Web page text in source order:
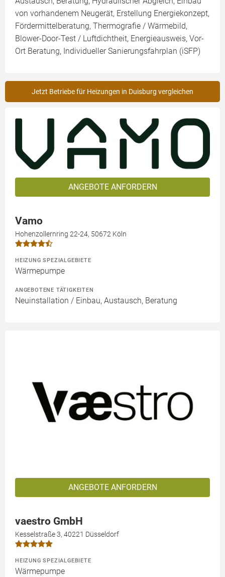
von vorhandenem Neugerät, Erstellung Energiekonzept,
Fördermittelberatung, Thermografie / Wärmebild,
Blower-Door-Test / Luftdichtheit, Energieausweis, Vor-
Ort Beratung, Individueller Sanierungsfahrplan (iSFP)
Jetzt Betriebe für Heizungen in Duisburg vergleichen
ANGEBOTE ANFORDERN
Vamo
Hohenzollernring 22-24, 50672 Köln
HEIZUNG SPEZIALGEBIETE
Wärmepumpe
ANGEBOTENE TÄTIGKEITEN
Neuinstallation / Einbau, Austausch, Beratung
ANGEBOTE ANFORDERN
vaestro GmbH
Kesselstraße 3, 40221 Düsseldorf
HEIZUNG SPEZIALGEBIETE
Wärmepumpe